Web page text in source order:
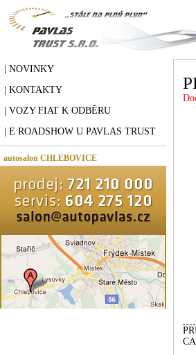
| NOVINKY
| KONTAKTY
| VOZY FIAT K ODBĚRU
| E ROADSHOW U PAVLAS TRUST
autosalon CHLEBOVICE